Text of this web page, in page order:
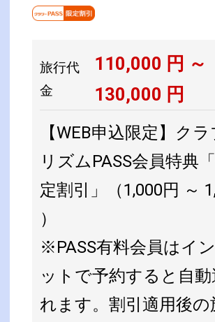
旅行代
金
110,000 円 ～
130,000 円
【WEB申込限定】ク
リズムPASS会員特典
定割引」（1,000円 ～
）
※PASS有料会員はイ
ットで予約すると自動
れます。割引適用後の